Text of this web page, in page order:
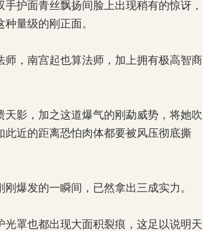
护面青丝飘扬间脸上出现稍有的惊讶，
量级的刚正面。
，南宫起也算法师，加上拥有极高智商
影，加之这道爆气的刚勐威势，将她吹
近的距离恐怕肉体都要被风压彻底撕
爆发的一瞬间，已然拿出三成实力。
罩也都出现大面积裂痕，这足以说明天